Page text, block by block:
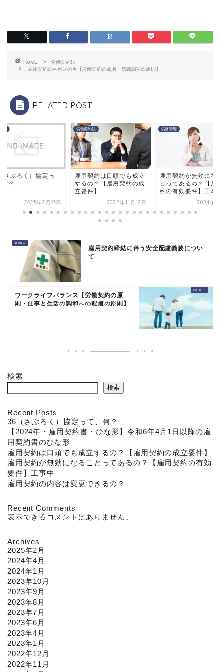
HOME
労働契約法
雇用契約のキホンのキ【労働契約の原則・信義誠実の原則】
RELATED POST
さぶろく）協定っ
何？
2025年2月15日
労働契約法
雇用契約は口頭でも成立
するの？【雇用契約の成
立要件】
2022年11月12日
労務管理
雇用契約が無効にな
とってあるの？【雇
約の有効要件】工事
2024年1
雇用契約締結に伴う安全配慮義務につい
て
ワークライフバランス【労働契約の原
則・仕事と生活の調和への配慮の原則】
検索
検索
Recent Posts
36（さぶろく）協定って、何？
【2024年・雇用契約書・ひな形】令和6年4月1日以降の雇
用契約書のひな形
雇用契約は口頭でも成立するの？【雇用契約の成立要件】
雇用契約が無効になることってあるの？【雇用契約の有効
要件】工事中
雇用契約の内容は変更できるの？
Recent Comments
表示できるコメントはありません。
Archives
2025年2月
2024年4月
2024年1月
2023年10月
2023年9月
2023年8月
2023年7月
2023年6月
2023年4月
2023年1月
2022年12月
2022年11月